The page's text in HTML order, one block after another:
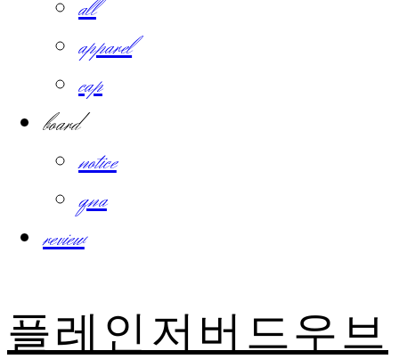
all
apparel
cap
board
notice
qna
review
플레인저버드우브